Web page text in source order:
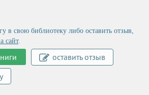
в свою библиотеку либо оставить отзыв,
сайт.
оставить отзыв